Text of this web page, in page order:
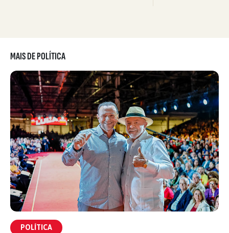
MAIS DE POLÍTICA
POLÍTICA